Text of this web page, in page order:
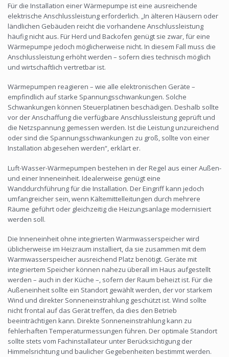
Für die Installation einer Wärmepumpe ist eine ausreichende
elektrische Anschlussleistung erforderlich. „In älteren Häusern oder
ländlichen Gebäuden reicht die vorhandene Anschlussleistung
häufig nicht aus. Für Herd und Backofen genügt sie zwar, für eine
Wärmepumpe jedoch möglicherweise nicht. In diesem Fall muss die
Anschlussleistung erhöht werden – sofern dies technisch möglich
und wirtschaftlich vertretbar ist.
Wärmepumpen reagieren – wie alle elektronischen Geräte –
empfindlich auf starke Spannungsschwankungen. Solche
Schwankungen können Steuerplatinen beschädigen. Deshalb sollte
vor der Anschaffung die verfügbare Anschlussleistung geprüft und
die Netzspannung gemessen werden. Ist die Leistung unzureichend
oder sind die Spannungsschwankungen zu groß, sollte von einer
Installation abgesehen werden“, erklärt er.
Luft-Wasser-Wärmepumpen bestehen in der Regel aus einer Außen-
und einer Inneneinheit. Idealerweise genügt eine
Wanddurchführung für die Installation. Der Eingriff kann jedoch
umfangreicher sein, wenn Kältemittelleitungen durch mehrere
Räume geführt oder gleichzeitig die Heizungsanlage modernisiert
werden soll.
Die Inneneinheit ohne integrierten Warmwasserspeicher wird
üblicherweise im Heizraum installiert, da sie zusammen mit dem
Warmwasserspeicher ausreichend Platz benötigt. Geräte mit
integriertem Speicher können nahezu überall im Haus aufgestellt
werden – auch in der Küche –, sofern der Raum beheizt ist. Für die
Außeneinheit sollte ein Standort gewählt werden, der vor starkem
Wind und direkter Sonneneinstrahlung geschützt ist. Wind sollte
nicht frontal auf das Gerät treffen, da dies den Betrieb
beeinträchtigen kann. Direkte Sonneneinstrahlung kann zu
fehlerhaften Temperaturmessungen führen. Der optimale Standort
sollte stets vom Fachinstallateur unter Berücksichtigung der
Himmelsrichtung und baulicher Gegebenheiten bestimmt werden.